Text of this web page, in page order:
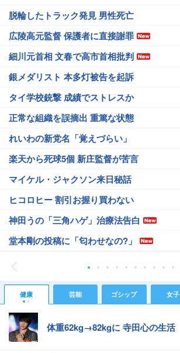
脱輪したトラック発見 男性死亡
広陵高元監督 保護者に直接謝罪
細川元首相 文春で高市首相批判
銀メダリスト 本多灯被告を起訴
タイ学校銃撃 成績でストレスか
正常な組織を誤摘出 重篤な状態
れいわの新党名「覚えづらい」
楽天から死球5個 新庄監督が苦言
マイケル・ジャクソン来日秘話
ヒコロヒー 割引お握り買わない
神田うの「三角ハゲ」治療法告白
堂本剛の投稿に「匂わせなの?」
健康 芸能 ゴシップ 女子
体重62kg→82kgに 寺田心の生活